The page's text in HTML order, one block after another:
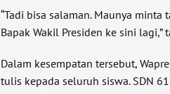
“Tadi bisa salaman. Maunya
Bapak Wakil Presiden ke sini
Dalam kesempatan tersebut,
tulis kepada seluruh siswa. SDN